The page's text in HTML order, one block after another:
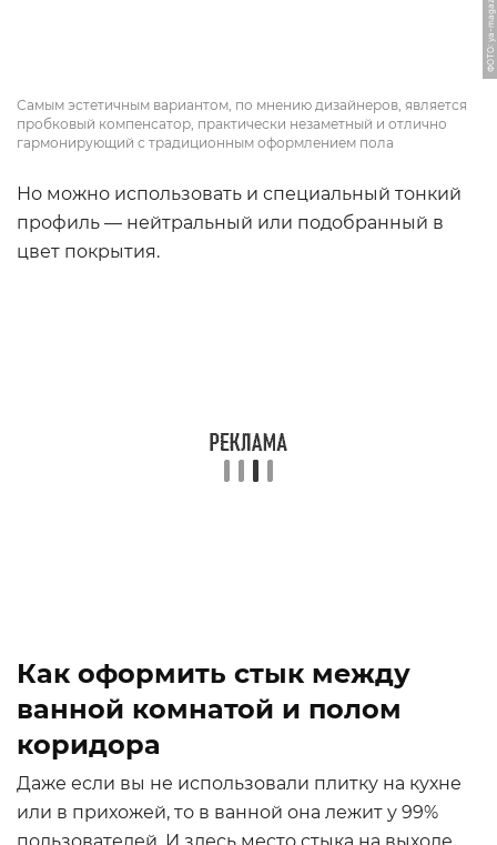
ФОТО: ya-magazin.ru
Самым эстетичным вариантом, по мнению дизайнеров, является
пробковый компенсатор, практически незаметный и отлично
гармонирующий с традиционным оформлением пола
Но можно использовать и специальный тонкий
профиль — нейтральный или подобранный в
цвет покрытия.
Как оформить стык между
ванной комнатой и полом
коридора
Даже если вы не использовали плитку на кухне
или в прихожей, то в ванной она лежит у 99%